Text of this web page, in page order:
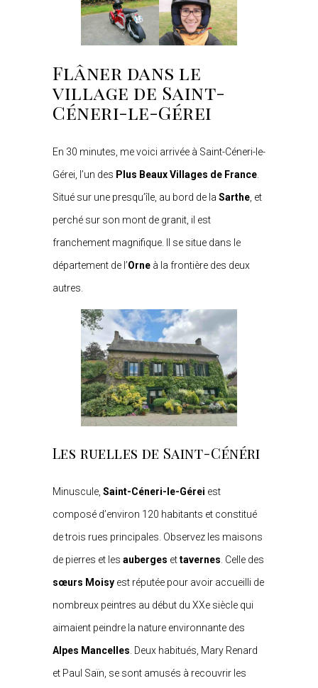
Flâner dans le
village de Saint-
Céneri-le-Gérei
En 30 minutes, me voici arrivée à Saint-Céneri-le-
Gérei, l’un des Plus Beaux Villages de France
Situé sur une presqu’île, au bord de la Sarthe , et
perché sur son mont de granit, il est
franchement magnifique. Il se situe dans le
département de l’Orne à la frontière des deux
autres.
Les ruelles de Saint-Cénéri
Minuscule, Saint-Céneri-le-Gérei est
composé d’environ 120 habitants et constitué
de trois rues principales. Observez les maisons
de pierres et les auberges ettavernes . Celle des
sœurs Moisy est réputée pour avoir accueilli de
nombreux peintres au début du XXe siècle qui
aimaient peindre la nature environnante des
Alpes Mancelles . Deux habitués, Mary Renard
et Paul Saïn, se sont amusés à recouvrir les